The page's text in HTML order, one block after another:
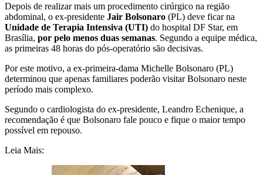
Depois de realizar mais um procedimento cirúrgico na região
abdominal, o ex-presidente Jair Bolsonaro (PL) deve ficar na
Unidade de Terapia Intensiva (UTI) do hospital DF Star, em
Brasília, por pelo menos duas semanas. Segundo a equipe médica,
as primeiras 48 horas do pós-operatório são decisivas.
Por este motivo, a ex-primeira-dama Michelle Bolsonaro (PL)
determinou que apenas familiares poderão visitar Bolsonaro neste
período mais complexo.
Segundo o cardiologista do ex-presidente, Leandro Echenique, a
recomendação é que Bolsonaro fale pouco e fique o maior tempo
possível em repouso.
Leia Mais: